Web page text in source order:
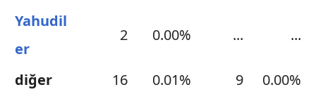
Yahudil
er
2 0.00% ... ...
diğer 16 0.01% 9 0.00%